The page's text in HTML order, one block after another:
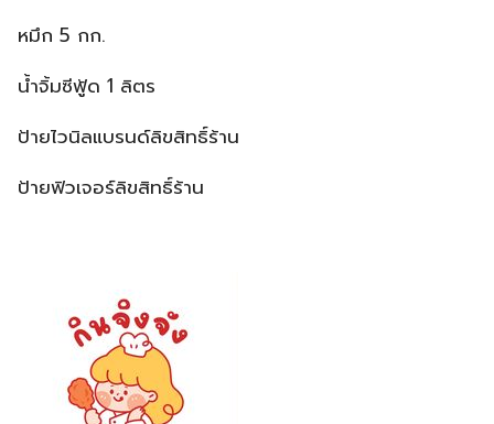
หมึก 5 กก.
น้ำจิ้มซีฟู้ด 1 ลิตร
ป้ายไวนิลแบรนด์ลิขสิทธิ์ร้าน
ป้ายฟิวเจอร์ลิขสิทธิ์ร้าน